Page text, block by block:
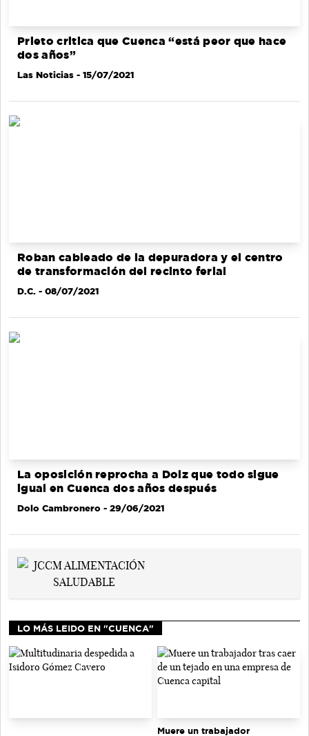
Prieto critica que Cuenca “está peor que hace
dos años”
Las Noticias - 15/07/2021
Roban cableado de la depuradora y el centro
de transformación del recinto ferial
D.C. - 08/07/2021
La oposición reprocha a Dolz que todo sigue
igual en Cuenca dos años después
Dolo Cambronero - 29/06/2021
LO MÁS LEIDO EN "CUENCA"
Muere un trabajador